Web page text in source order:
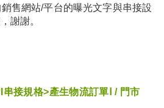
售網站/平台的曝光文字與串接設
謝謝。
串接規格>產生物流訂單 Ⅰ / 門市